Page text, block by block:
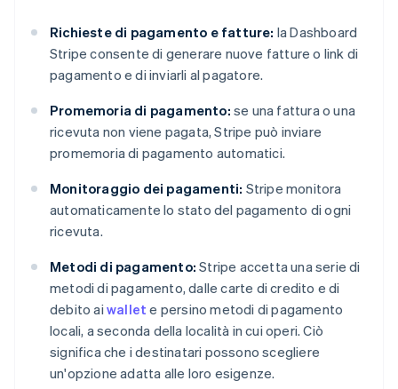
Richieste di pagamento e fatture: la Dashboard
Stripe consente di generare nuove fatture o link di
pagamento e di inviarli al pagatore.
Promemoria di pagamento: se una fattura o una
ricevuta non viene pagata, Stripe può inviare
promemoria di pagamento automatici.
Monitoraggio dei pagamenti: Stripe monitora
automaticamente lo stato del pagamento di ogni
ricevuta.
Metodi di pagamento: Stripe accetta una serie di
metodi di pagamento, dalle carte di credito e di
debito ai wallet e persino metodi di pagamento
locali, a seconda della località in cui operi. Ciò
significa che i destinatari possono scegliere
un'opzione adatta alle loro esigenze.